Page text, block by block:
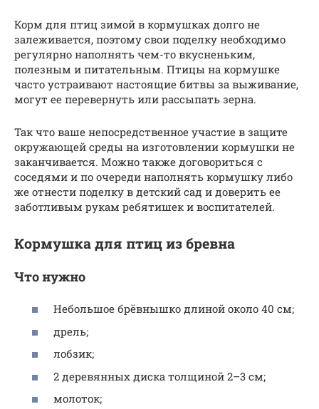
Корм для птиц зимой в кормушках долго не
залеживается, поэтому свои поделку необходимо
регулярно наполнять чем-то вкусненьким,
полезным и питательным. Птицы на кормушке
часто устраивают настоящие битвы за выживание,
могут ее перевернуть или рассыпать зерна.
Так что ваше непосредственное участие в защите
окружающей среды на изготовлении кормушки не
заканчивается. Можно также договориться с
соседями и по очереди наполнять кормушку либо
же отнести поделку в детский сад и доверить ее
заботливым рукам ребятишек и воспитателей.
Кормушка для птиц из бревна
Что нужно
Небольшое брёвнышко длиной около 40 см;
дрель;
лобзик;
2 деревянных диска толщиной 2–3 см;
молоток;